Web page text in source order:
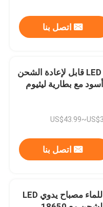
اتصل بنا
مصباح يدوي LED قابل لإعادة الشحن
أسود مع بطارية ليثيوم
اتصل بنا
IP67 مقاوم للماء مصباح يدوي LED